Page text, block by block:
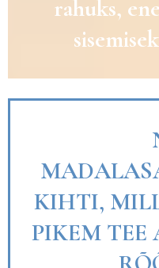
rahuks,
KIHTI,
PIKEM TEE